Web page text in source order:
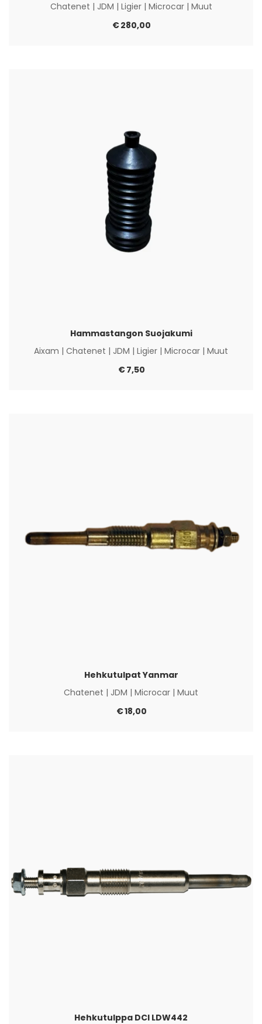
Chatenet | JDM | Ligier| Microcar| Muut
€280,00
Hammastangon Suojakumi
Aixam | Chatenet | JDM | Ligier | Microcar | Muut
€7,50
Hehkutulpat Yanmar
Chatenet | JDM | Microcar | Muut
€18,00
Hehkutulppa DCI LDW442